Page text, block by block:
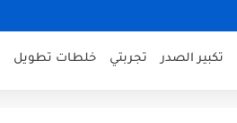
تكبير الصدر تجربتي خلطات تطويل